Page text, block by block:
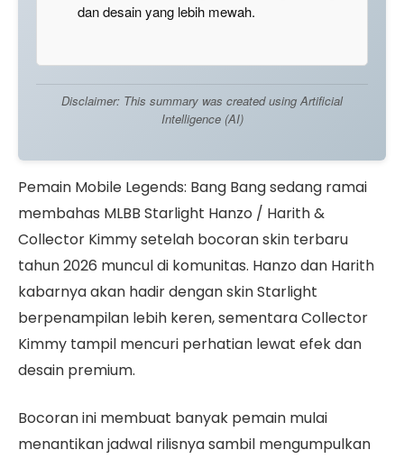
dan desain yang lebih mewah.
Disclaimer: This summary was created using Artificial
Intelligence (AI)
Pemain Mobile Legends: Bang Bangsedang ramai
membahas MLBB Starlight Hanzo / Harith &
Collector Kimmy setelah bocoran skin terbaru
tahun 2026 muncul di komunitas. Hanzo dan Harith
kabarnya akan hadir dengan skin Starlight
berpenampilan lebih keren, sementara Collector
Kimmy tampil mencuri perhatian lewat efek dan
desain premium.
Bocoran ini membuat banyak pemain mulai
menantikan jadwal rilisnya sambil mengumpulkan